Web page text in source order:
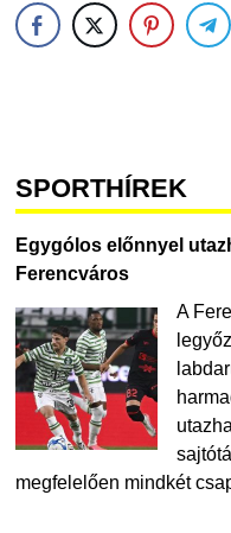
SPORTHÍREK
Egygólos előnnyel
Ferencváros
A
megfelelően mindkét